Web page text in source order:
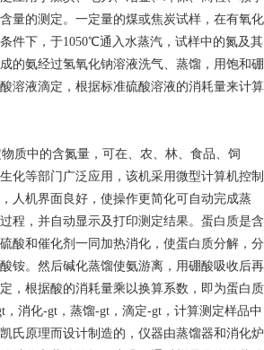
量的测定。一定量的煤或焦炭试样，在有氧化
件下，于1050℃通入水蒸汽，试样中的氮及其
的氨经过氢氧化钠溶液洗气、蒸馏，用饱和硼
溶液滴定，根据标准硫酸溶液的消耗量来计算
质中的含氮量，可在、农、林、食品、饲
化等部门广泛应用，该机采用微型计算机控制
人机界面良好，使操作更简化可自动完成蒸
程，并自动显示及打印测定结果。蛋白质是含
酸和催化剂一同加热消化，使蛋白质分解，分
铵。然后碱化蒸馏使氨游离，用硼酸吸收后再
，根据酸的消耗量乘以换算系数，即为蛋白质
消化-gt，蒸馏-gt，滴定-gt，计算测定样品中
氏原理而设计制造的，仪器由蒸馏器和消化炉